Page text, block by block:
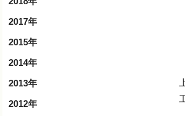
2017年
2015年
2014年
2013年
2012年